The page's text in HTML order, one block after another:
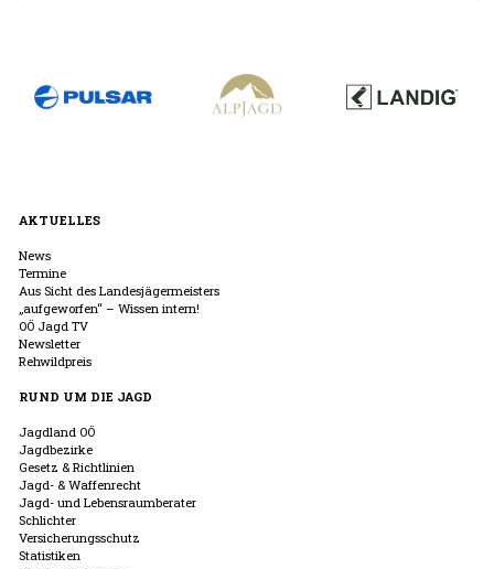
AKTUELLES
News
Termine
Aus Sicht des Landesjägermeisters
„aufgeworfen“ – Wissen intern!
OÖ Jagd TV
Newsletter
Rehwildpreis
RUND UM DIE JAGD
Jagdland OÖ
Jagdbezirke
Gesetz & Richtlinien
Jagd- & Waffenrecht
Jagd- und Lebensraumberater
Schlichter
Versicherungsschutz
Statistiken